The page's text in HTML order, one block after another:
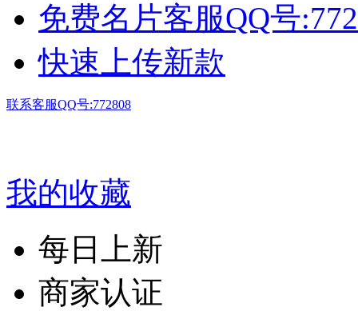
免费名片客服QQ号
快速上传新款
联系客服QQ号:772808
我的收藏
每日上新
商家认证